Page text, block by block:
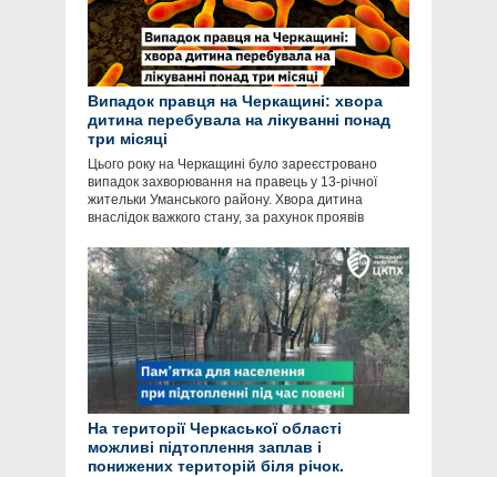
Випадок правця на Черкащині: хвора
дитина перебувала на лікуванні понад
три місяці
Цього року на Черкащині було зареєстровано
випадок захворювання на правець у 13-річної
жительки Уманського району. Хвора дитина
внаслідок важкого стану, за рахунок проявів
На території Черкаської області
можливі підтоплення заплав і
понижених територій біля річок.